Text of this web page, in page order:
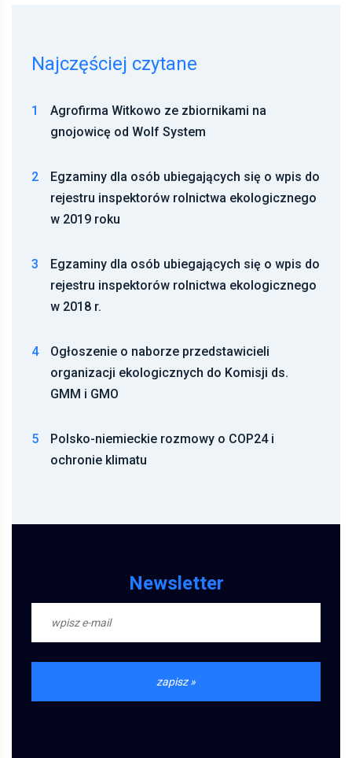
Najczęściej czytane
1
Agrofirma Witkowo ze zbiornikami na
gnojowicę od Wolf System
2
Egzaminy dla osób ubiegających się o wpis do
rejestru inspektorów rolnictwa ekologicznego
w 2019 roku
3
Egzaminy dla osób ubiegających się o wpis do
rejestru inspektorów rolnictwa ekologicznego
w 2018 r.
4
Ogłoszenie o naborze przedstawicieli
organizacji ekologicznych do Komisji ds.
GMM i GMO
5
Polsko-niemieckie rozmowy o COP24 i
ochronie klimatu
Newsletter